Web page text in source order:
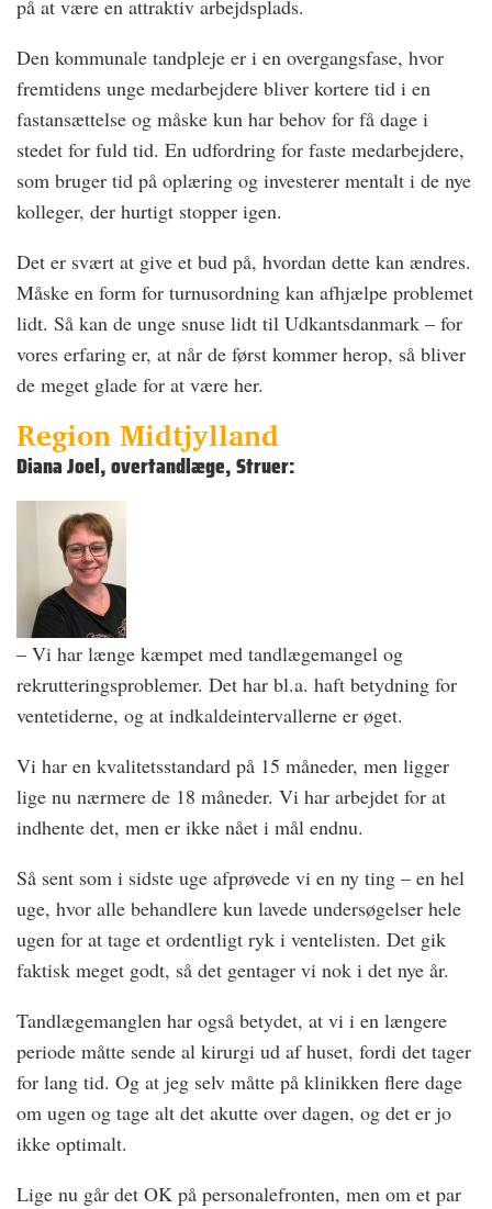
på at være en attraktiv arbejdsplads.
Den kommunale tandpleje er i en overgangsfase, hvor
fremtidens unge medarbejdere bliver kortere tid i en
fastansættelse og måske kun har behov for få dage i
stedet for fuld tid. En udfordring for faste medarbejdere,
som bruger tid på oplæring og investerer mentalt i de nye
kolleger, der hurtigt stopper igen.
Det er svært at give et bud på, hvordan dette kan ændres.
Måske en form for turnusordning kan afhjælpe problemet
lidt. Så kan de unge snuse lidt til Udkantsdanmark – for
vores erfaring er, at når de først kommer herop, så bliver
de meget glade for at være her.
Region Midtjylland
Diana Joel, overtandlæge, Struer:
– Vi har længe kæmpet med tandlægemangel og
rekrutteringsproblemer. Det har bl.a. haft betydning for
ventetiderne, og at indkaldeintervallerne er øget.
Vi har en kvalitetsstandard på 15 måneder, men ligger
lige nu nærmere de 18 måneder. Vi har arbejdet for at
indhente det, men er ikke nået i mål endnu.
Så sent som i sidste uge afprøvede vi en ny ting – en hel
uge, hvor alle behandlere kun lavede undersøgelser hele
ugen for at tage et ordentligt ryk i ventelisten. Det gik
faktisk meget godt, så det gentager vi nok i det nye år.
Tandlægemanglen har også betydet, at vi i en længere
periode måtte sende al kirurgi ud af huset, fordi det tager
for lang tid. Og at jeg selv måtte på klinikken flere dage
om ugen og tage alt det akutte over dagen, og det er jo
ikke optimalt.
Lige nu går det OK på personalefronten, men om et par